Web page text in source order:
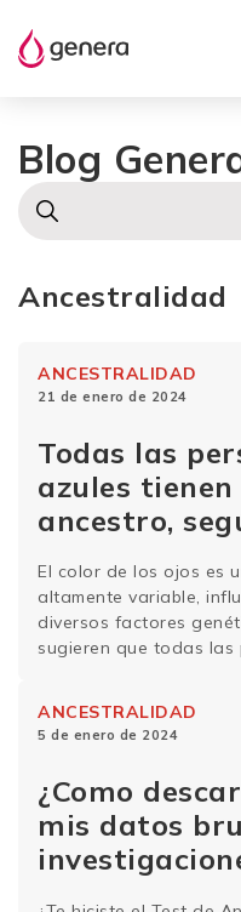
Blog
Ancestralidad
ANCESTRALIDAD
21 de enero de 2024
Todas las
azules
ancestro,
El color de los ojos es
altamente variable,
diversos factores
sugieren que todas las
aprender acerca de la
ANCESTRALIDAD
5 de enero de 2024
¿Como
mis datos